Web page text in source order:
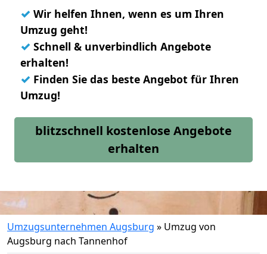
✓ Wir helfen Ihnen, wenn es um Ihren
Umzug geht!
✓ Schnell & unverbindlich Angebote
erhalten!
✓ Finden Sie das beste Angebot für Ihren
Umzug!
blitzschnell kostenlose Angebote
erhalten
Umzugsunternehmen Augsburg » Umzug von
Augsburg nach Tannenhof